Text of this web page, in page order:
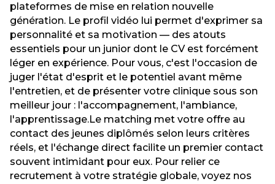
plateformes de mise en relation nouvelle
génération. Le profil vidéo lui permet d'exprimer sa
personnalité et sa motivation — des atouts
essentiels pour un junior dont le CV est forcément
léger en expérience. Pour vous, c'est l'occasion de
juger l'état d'esprit et le potentiel avant même
l'entretien, et de présenter votre clinique sous son
meilleur jour : l'accompagnement, l'ambiance,
l'apprentissage.Le matching met votre offre au
contact des jeunes diplômés selon leurs critères
réels, et l'échange direct facilite un premier contact
souvent intimidant pour eux. Pour relier ce
recrutement à votre stratégie globale, voyez nos